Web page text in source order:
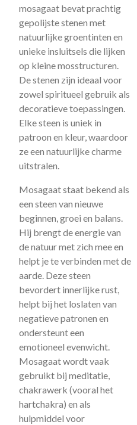
mosagaat bevat prachtig
gepolijste stenen met
natuurlijke groentinten en
unieke insluitsels die lijken
op kleine mosstructuren.
De stenen zijn ideaal voor
zowel spiritueel gebruik als
decoratieve toepassingen.
Elke steen is uniek in
patroon en kleur, waardoor
ze een natuurlijke charme
uitstralen.
Mosagaat staat bekend als
een steen van nieuwe
beginnen, groei en balans.
Hij brengt de energie van
de natuur met zich mee en
helpt je te verbinden met de
aarde. Deze steen
bevordert innerlijke rust,
helpt bij het loslaten van
negatieve patronen en
ondersteunt een
emotioneel evenwicht.
Mosagaat wordt vaak
gebruikt bij meditatie,
chakrawerk (vooral het
hartchakra) en als
hulpmiddel voor